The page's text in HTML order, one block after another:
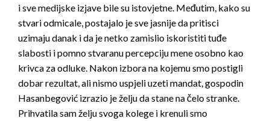
i sve medijske izjave bile su istovjetne. Međutim, kako su
stvari odmicale, postajalo je sve jasnije da pritisci
uzimaju danak i da je netko zamislio iskoristiti tuđe
slabosti i pomno stvaranu percepciju mene osobno kao
krivca za odluke. Nakon izbora na kojemu smo postigli
dobar rezultat, ali nismo uspjeli uzeti mandat, gospodin
Hasanbegović izrazio je želju da stane na čelo stranke.
Prihvatila sam želju svoga kolege i krenuli smo